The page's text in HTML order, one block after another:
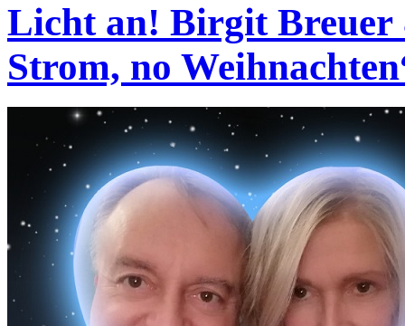
Licht an! Birgit
Strom, no